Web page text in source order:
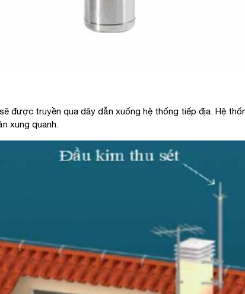
được truyền qua dây dẫn xuống hệ thống tiếp địa. Hệ
xung quanh.